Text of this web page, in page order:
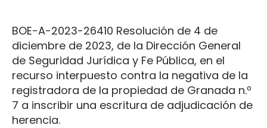
BOE-A-2023-26410 Resolución de 4 de
diciembre de 2023, de la Dirección General
de Seguridad Jurídica y Fe Pública, en el
recurso interpuesto contra la negativa de la
registradora de la propiedad de Granada n.º
7 a inscribir una escritura de adjudicación de
herencia.